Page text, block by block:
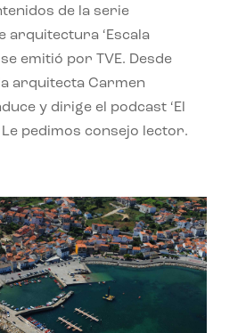
de la serie
arquitectura ‘Escala
se emitió por TVE. Desde
arquitecta Carmen
y dirige el podcast ‘El
pedimos consejo lector.